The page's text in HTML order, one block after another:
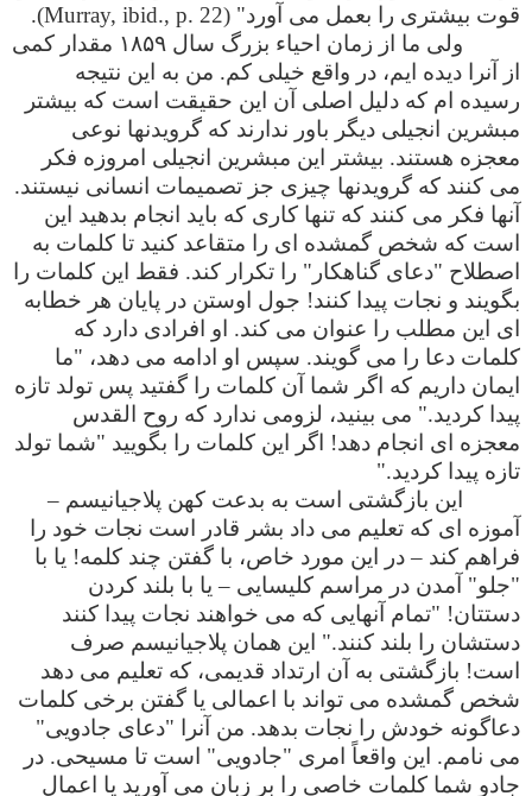
قوت بیشتری را بعمل می آورد" (Murray, ibid., p. 22).
ولی ما از زمان احیاء بزرگ سال ۱۸۵۹ مقدار کمی
از آنرا دیده ایم، در واقع خیلی کم. من به این نتیجه
رسیده ام که دلیل اصلی آن این حقیقت است که بیشتر
مبشرین انجیلی دیگر باور ندارند که گرویدنها نوعی
معجزه هستند. بیشتر این مبشرین انجیلی امروزه فکر
می کنند که گرویدنها چیزی جز تصمیمات انسانی نیستند.
آنها فکر می کنند که تنها کاری که باید انجام بدهید این
است که شخص گمشده ای را متقاعد کنید تا کلمات به
اصطلاح "دعای گناهکار" را تکرار کند. فقط این کلمات را
بگویند و نجات پیدا کنند! جول اوستن در پایان هر خطابه
ای این مطلب را عنوان می کند. او افرادی دارد که
کلمات دعا را می گویند. سپس او ادامه می دهد، "ما
ایمان داریم که اگر شما آن کلمات را گفتید پس تولد تازه
پیدا کردید." می بینید، لزومی ندارد که روح القدس
معجزه ای انجام دهد! اگر این کلمات را بگویید "شما تولد
تازه پیدا کردید."
این بازگشتی است به بدعت کهن پلاجیانیسم –
آموزه ای که تعلیم می داد بشر قادر است نجات خود را
فراهم کند – در این مورد خاص، با گفتن چند کلمه! یا با
"جلو" آمدن در مراسم کلیسایی – یا با بلند کردن
دستتان! "تمام آنهایی که می خواهند نجات پیدا کنند
دستشان را بلند کنند." این همان پلاجیانیسم صرف
است! بازگشتی به آن ارتداد قدیمی، که تعلیم می دهد
شخص گمشده می تواند با اعمالی یا گفتن برخی کلمات
دعاگونه خودش را نجات بدهد. من آنرا "دعای جادویی"
می نامم. این واقعاً امری "جادویی" است تا مسیحی. در
جادو شما کلمات خاصی را بر زبان می آورید یا اعمال